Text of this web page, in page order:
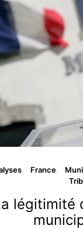
France
légitimité